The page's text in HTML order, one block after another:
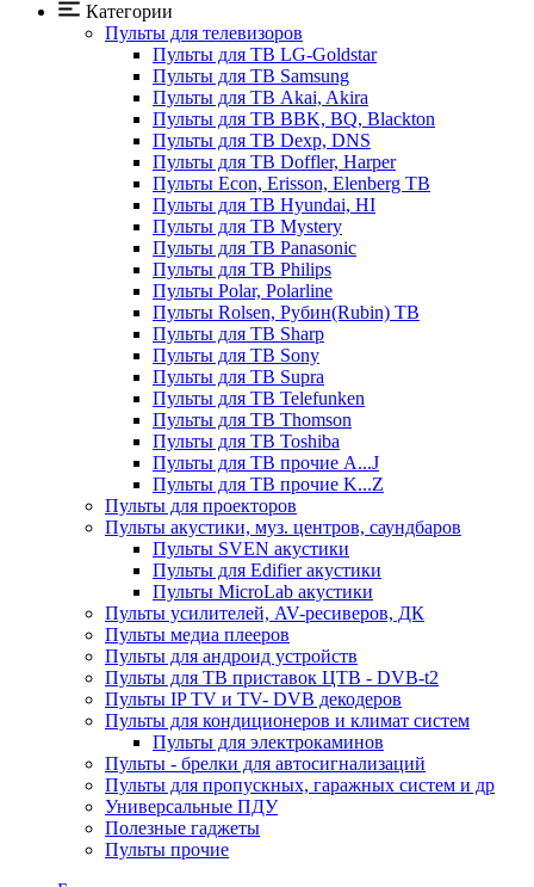
Категории
Пульты для телевизоров
Пульты для ТВ LG-Goldstar
Пульты для ТВ Samsung
Пульты для ТВ Akai, Akira
Пульты для ТВ BBK, BQ, Blackton
Пульты для ТВ Dexp, DNS
Пульты для ТВ Doffler, Harper
Пульты Econ, Erisson, Elenberg ТВ
Пульты для ТВ Hyundai, HI
Пульты для ТВ Mystery
Пульты для ТВ Panasonic
Пульты для ТВ Philips
Пульты Polar, Polarline
Пульты Rolsen, Рубин(Rubin) ТВ
Пульты для ТВ Sharp
Пульты для ТВ Sony
Пульты для ТВ Supra
Пульты для ТВ Telefunken
Пульты для ТВ Thomson
Пульты для ТВ Toshiba
Пульты для ТВ прочие A...J
Пульты для ТВ прочие K...Z
Пульты для проекторов
Пульты акустики, муз. центров, саундбаров
Пульты SVEN акустики
Пульты для Edifier акустики
Пульты MicroLab акустики
Пульты усилителей, AV-ресиверов, ДК
Пульты медиа плееров
Пульты для андроид устройств
Пульты для ТВ приставок ЦТВ - DVB-t2
Пульты IP TV и TV- DVB декодеров
Пульты для кондиционеров и климат систем
Пульты для электрокаминов
Пульты - брелки для автосигнализаций
Пульты для пропускных, гаражных систем и др
Универсальные ПДУ
Полезные гаджеты
Пульты прочие